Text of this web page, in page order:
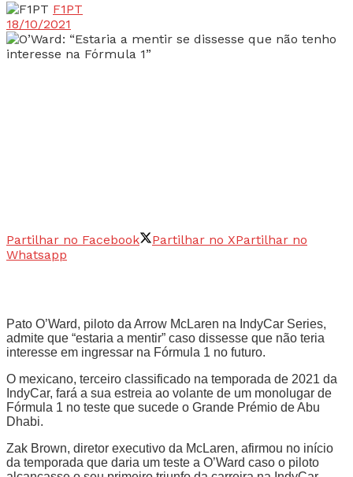
F1PT
18/10/2021
Partilhar no Facebook Partilhar no XPartilhar no
Whatsapp
Pato O’Ward, piloto da Arrow McLaren na IndyCar Series,
admite que “estaria a mentir” caso dissesse que não teria
interesse em ingressar na Fórmula 1 no futuro.
O mexicano, terceiro classificado na temporada de 2021 da
IndyCar, fará a sua estreia ao volante de um monolugar de
Fórmula 1 no teste que sucede o Grande Prémio de Abu
Dhabi.
Zak Brown, diretor executivo da McLaren, afirmou no início
da temporada que daria um teste a O’Ward caso o piloto